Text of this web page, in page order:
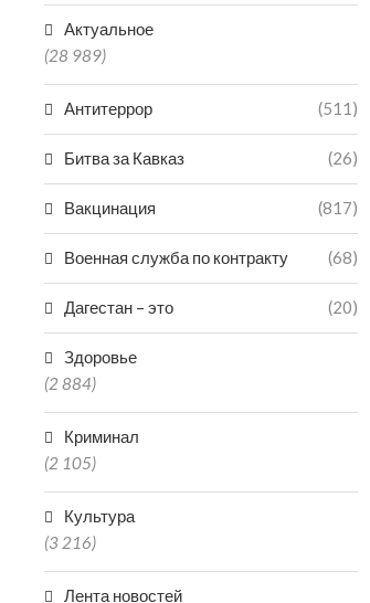
Актуальное
(28 989)
Антитеррор (511)
Битва за Кавказ (26)
Вакцинация (817)
Военная служба по контракту (68)
Дагестан – это (20)
Здоровье
(2 884)
Криминал
(2 105)
Культура
(3 216)
Лента новостей